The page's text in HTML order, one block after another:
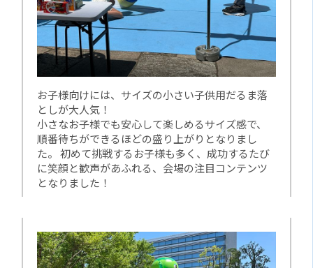
お子様向けには、サイズの小さい子供用だるま落
としが大人気！
小さなお子様でも安心して楽しめるサイズ感で、
順番待ちができるほどの盛り上がりとなりまし
た。 初めて挑戦するお子様も多く、成功するたび
に笑顔と歓声があふれる、会場の注目コンテンツ
となりました！